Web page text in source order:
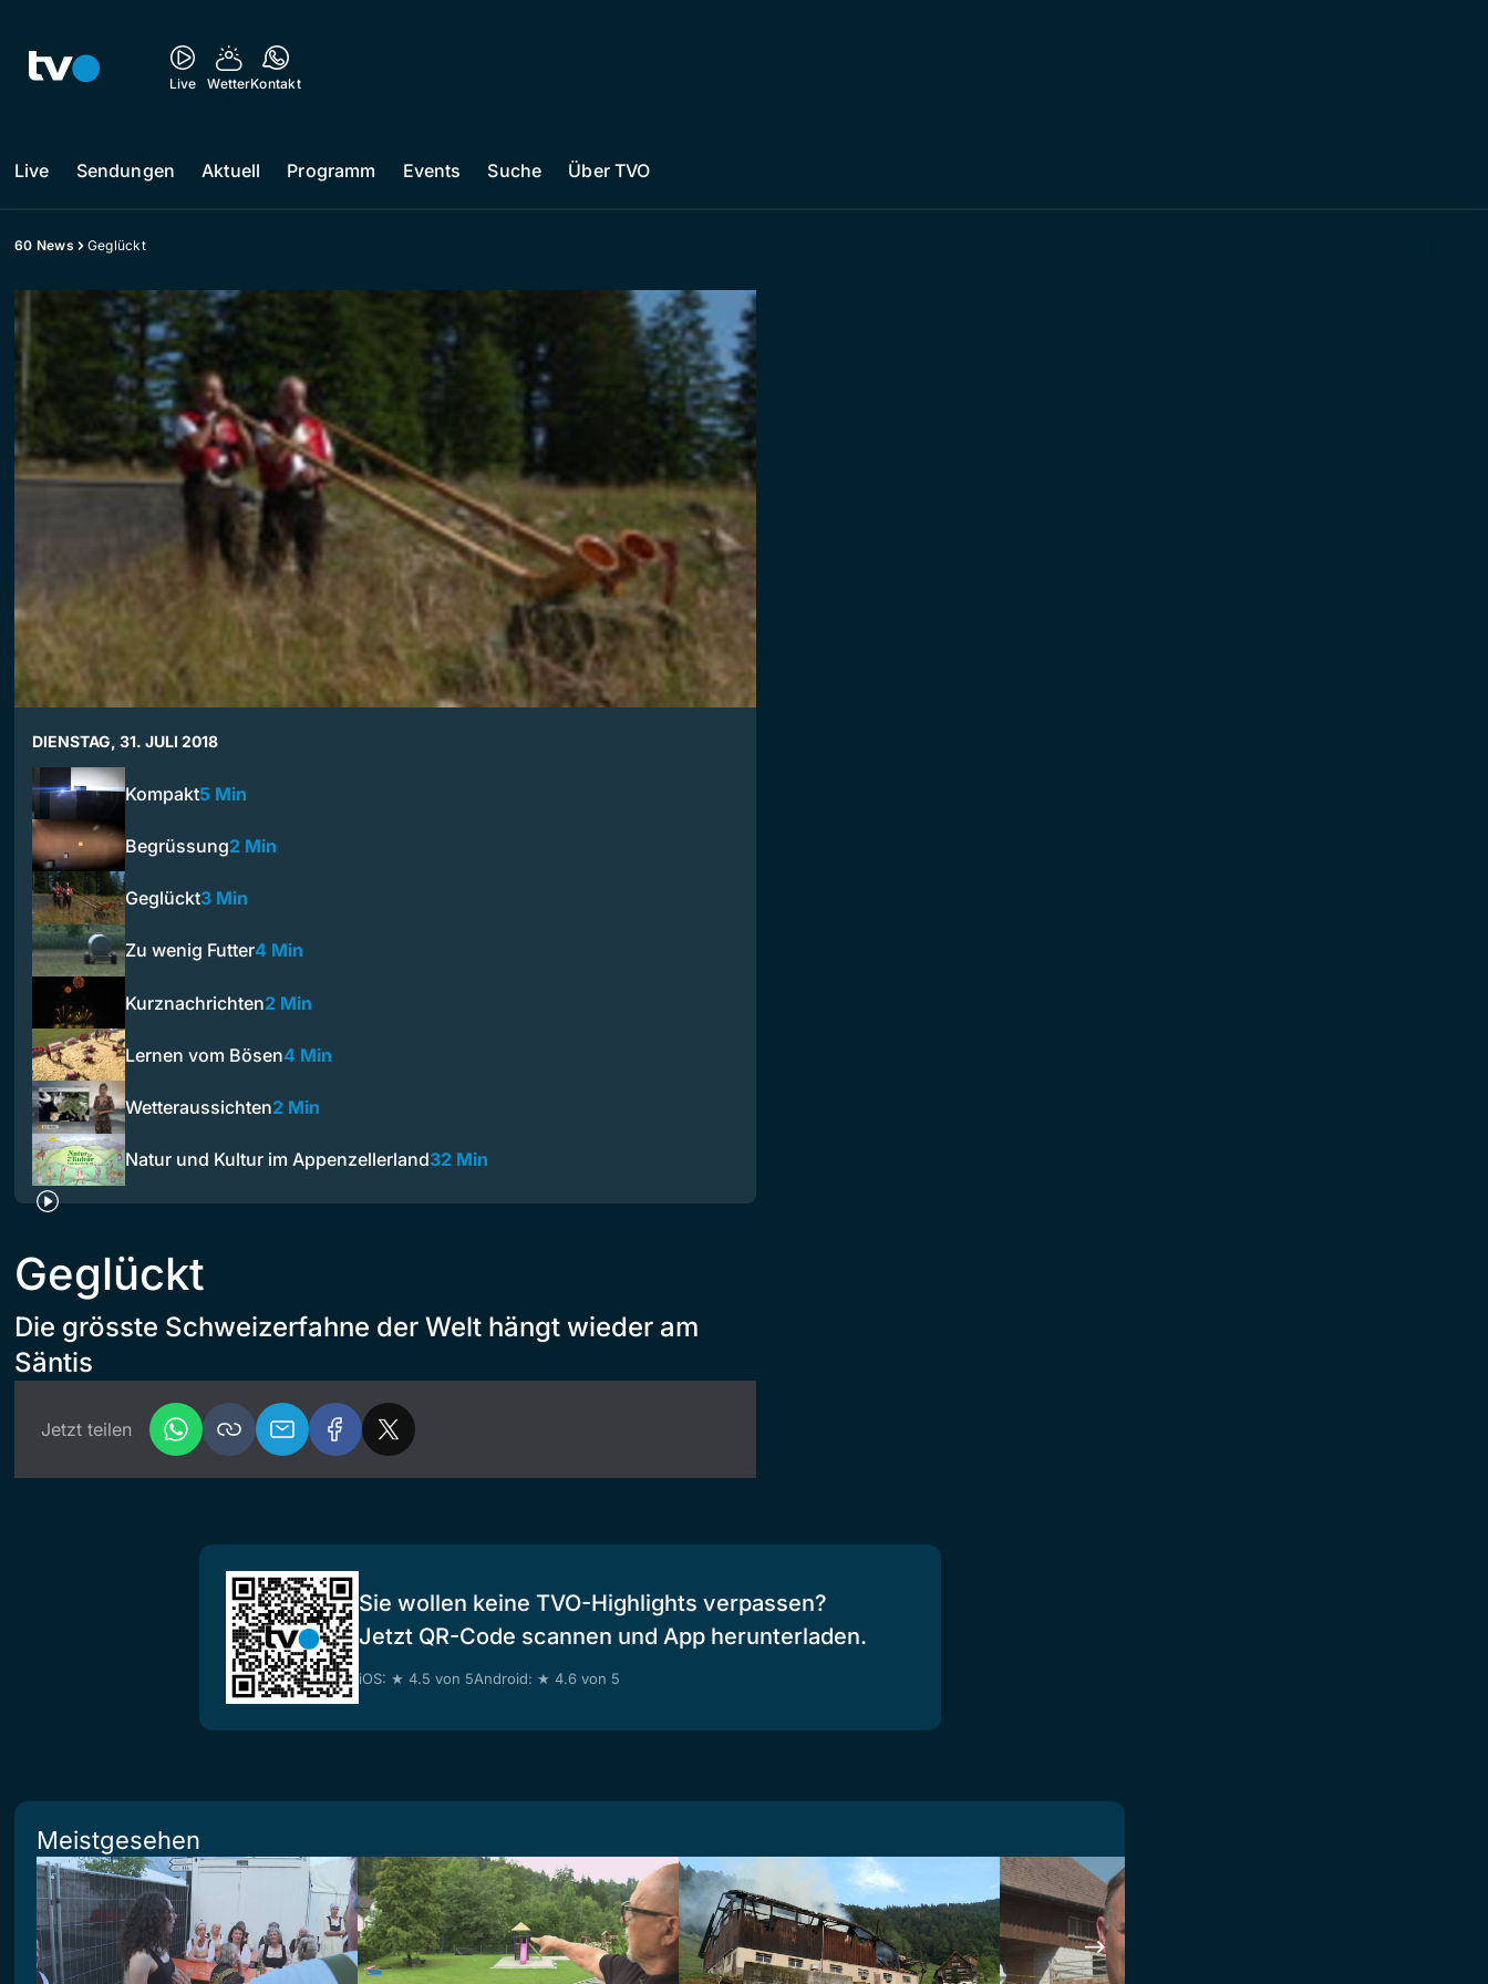
Live WetterKontakt
Live Sendungen Aktuell Programm Events Suche Über TVO
60 News Geglückt
DIENSTAG, 31. JULI 2018
Kompakt5 Min
Begrüssung2 Min
Geglückt3 Min
Zu wenig Futter4 Min
Kurznachrichten2 Min
Lernen vom Bösen4 Min
Wetteraussichten2 Min
Natur und Kultur im Appenzellerland32 Min
Geglückt
Die grösste Schweizerfahne der Welt hängt wieder am
Säntis
Jetzt teilen
Sie wollen keine TVO-Highlights verpassen?
Jetzt QR-Code scannen und App herunterladen.
iOS: ★ 4.5 von 5Android: ★ 4.6 von 5
Meistgesehen